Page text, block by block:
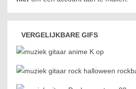
VERGELIJKBARE GIFS